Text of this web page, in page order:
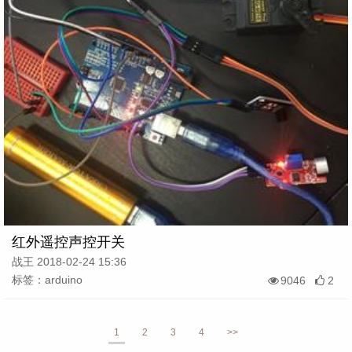
红外遥控声控开关
战王 2018-02-24 15:36
标签：arduino
9046 2
1 2 3 4 >>